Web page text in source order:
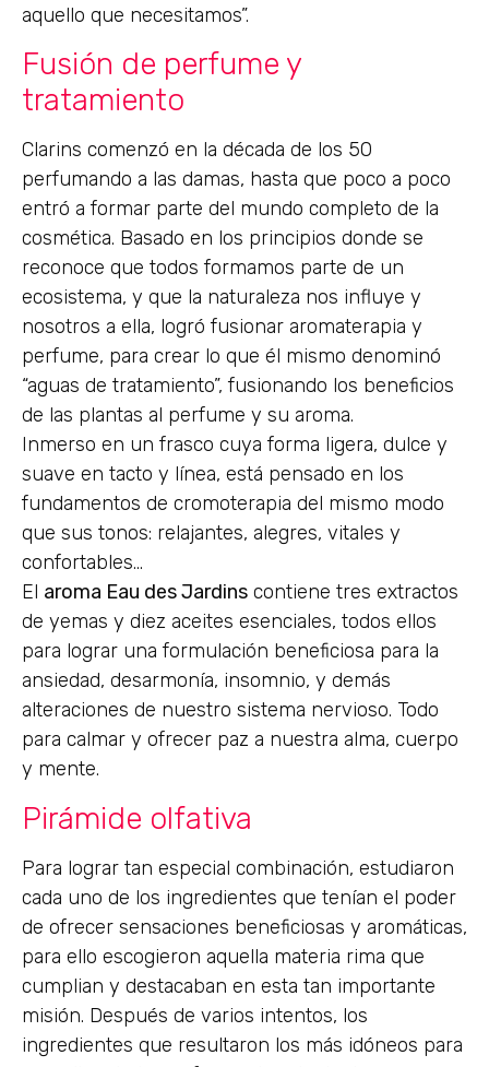
aquello que necesitamos”.
Fusión de perfume y
tratamiento
Clarins comenzó en la década de los 50
perfumando a las damas, hasta que poco a poco
entró a formar parte del mundo completo de la
cosmética. Basado en los principios donde se
reconoce que todos formamos parte de un
ecosistema, y que la naturaleza nos influye y
nosotros a ella, logró fusionar aromaterapia y
perfume, para crear lo que él mismo denominó
“aguas de tratamiento”, fusionando los beneficios
de las plantas al perfume y su aroma.
Inmerso en un frasco cuya forma ligera, dulce y
suave en tacto y línea, está pensado en los
fundamentos de cromoterapia del mismo modo
que sus tonos: relajantes, alegres, vitales y
confortables…
El aroma Eau des Jardins contiene tres extractos
de yemas y diez aceites esenciales, todos ellos
para lograr una formulación beneficiosa para la
ansiedad, desarmonía, insomnio, y demás
alteraciones de nuestro sistema nervioso. Todo
para calmar y ofrecer paz a nuestra alma, cuerpo
y mente.
Pirámide olfativa
Para lograr tan especial combinación, estudiaron
cada uno de los ingredientes que tenían el poder
de ofrecer sensaciones beneficiosas y aromáticas,
para ello escogieron aquella materia rima que
cumplian y destacaban en esta tan importante
misión. Después de varios intentos, los
ingredientes que resultaron los más idóneos para